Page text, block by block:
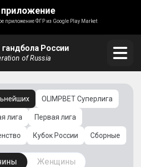
приложение ФГР из Google Play Market
России
of Russia
OLIMPBET Суперлига
лига Первая лига
Кубок России Сборные
Женщины